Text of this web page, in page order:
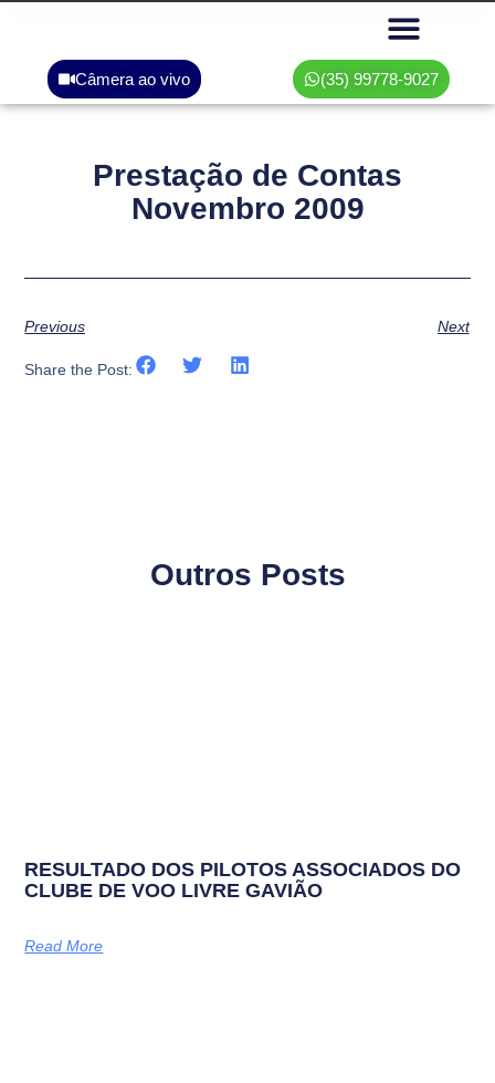
Câmera ao vivo (35) 99778-9027
Prestação de Contas
Novembro 2009
Previous Next
Share the Post:
Outros Posts
RESULTADO DOS PILOTOS ASSOCIADOS DO
CLUBE DE VOO LIVRE GAVIÃO
Read More